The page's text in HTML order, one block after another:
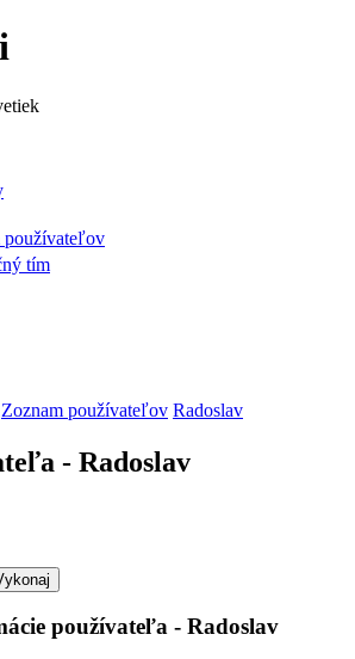
používateľov
tím
Zoznam používateľov Radoslav
- Radoslav
používateľa - Radoslav